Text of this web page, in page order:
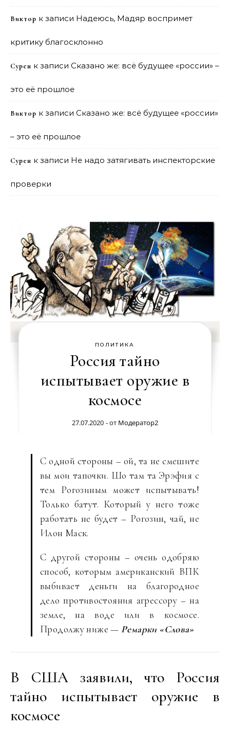
Виктор к записи Надеюсь, Мадяр воспримет
критику благосклонно
Сурен к записи Сказано же: всё будущее «россии» –
это её прошлое
Виктор к записи Сказано же: всё будущее «россии»
– это её прошлое
Сурен к записи Не надо затягивать инспекторские
проверки
ПОЛИТИКА
Россия тайно
испытывает оружие в
космосе
27.07.2020 - от Модератор2
С одной стороны – ой, та не смешите
вы мои тапочки. Шо там та Эрэфия с
тем Рогозиным может испытывать!
Только батут. Который у него тоже
работать не будет – Рогозин, чай, не
Илон Маск.
С другой стороны – очень одобряю
способ, которым американский ВПК
выбивает деньги на благородное
дело противостояния агрессору – на
земле, на воде или в космосе.
Продолжу ниже — Ремарки «Слова»
В США заявили, что Россия
тайно испытывает оружие в
космосе